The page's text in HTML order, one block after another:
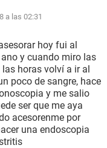
a las 02:31
hoy fui al
y cuando miro las
las horas volví a ir al
poco de sangre, hace
y me salio
ser que me aya
acesorenme por
una endoscopia